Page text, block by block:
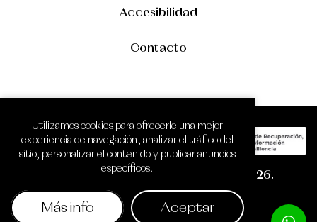
Utilizamos cookies para ofrecerle una mejor
experiencia de navegación, analizar el tráfico del
sitio, personalizar el contenido y publicar anuncios
específicos.
Aceptar
Más info
Accesibilidad
Contacto
Copyright © Óptica Zamora Visión 2026.
Todos los derechos reservados.
Diseño web SGM